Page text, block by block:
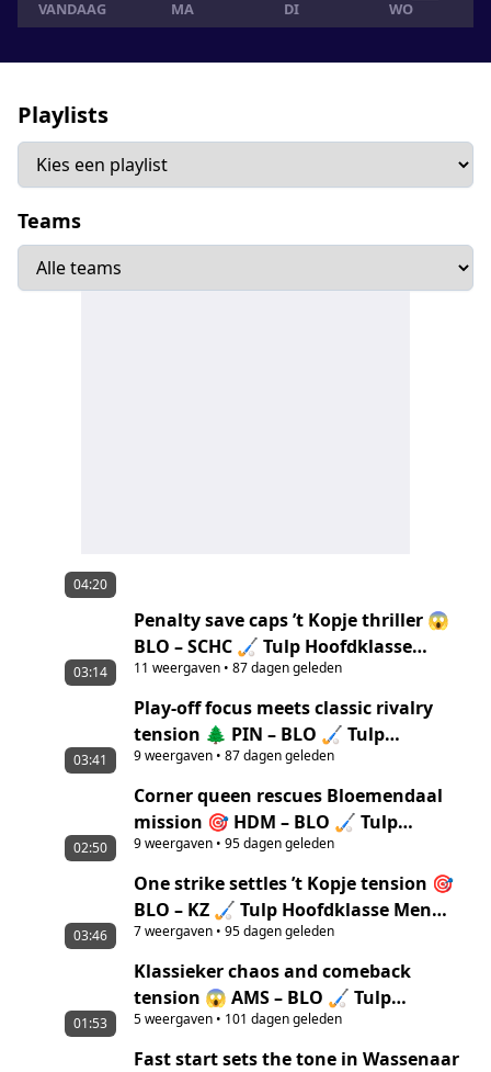
VANDAAG MA DI WO
Playlists
Teams
04:20
Penalty save caps ’t Kopje thriller 😱
BLO – SCHC 🏑 Tulp Hoofdklasse
Women ‘25/’26 highlights
11 weergaven• 87 dagen geleden
03:14
Play-off focus meets classic rivalry
tension 🌲 PIN – BLO 🏑 Tulp
Hoofdklasse Men ‘25/’26 highlights
9weergaven• 87 dagen geleden
03:41
Corner queen rescues Bloemendaal
mission 🎯 HDM – BLO 🏑 Tulp
Hoofdklasse Women ‘25/’26 Highlights
9weergaven• 95 dagen geleden
02:50
One strike settles ’t Kopje tension 🎯
BLO – KZ 🏑 Tulp Hoofdklasse Men
‘25/’26 Highlights
7weergaven• 95 dagen geleden
03:46
Klassieker chaos and comeback
tension 😱 AMS – BLO 🏑 Tulp
Hoofdklasse Men ‘25/’26 Highlights
5weergaven• 101 dagen geleden
01:53
Fast start sets the tone in Wassenaar